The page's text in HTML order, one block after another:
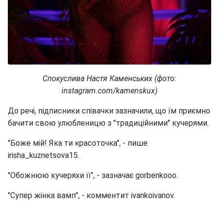
Спокуслива Настя Каменських (фото:
instagram.com/kamenskux)
До речі, підписники співачки зазначили, що їм приємно
бачити свою улюбленицю з "традиційними" кучерями.
"Боже мій! Яка ти красоточка", - пише
irisha_kuznetsova15.
"Обожнюю кучеряхи її", - зазначає gorbenkooo.
"Супер жінка вамп", - комментит ivankoivanov.